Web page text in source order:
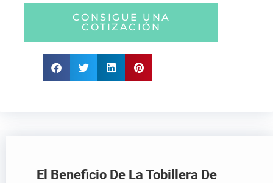
CONSIGUE UNA
COTIZACIÓN
El Beneficio De La Tobillera De